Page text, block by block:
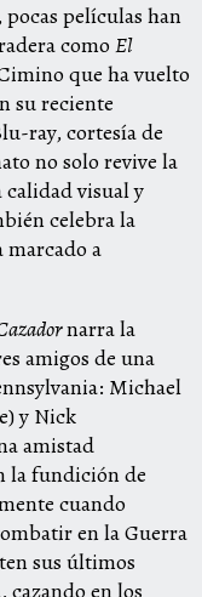
películas han
como El
que ha vuelto
su reciente
ray, cortesía de
no solo revive la
visual y
celebra la
marcado a
narra la
amigos de una
Michael
y Nick
amistad
la fundición de
cuando
en la Guerra
sus últimos